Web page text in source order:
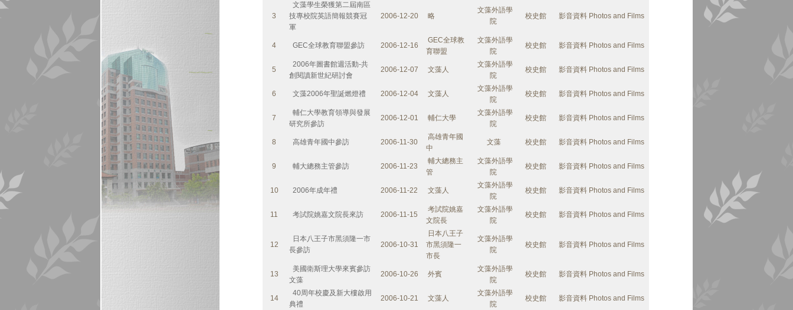
3
文藻學生榮獲第二屆南區
技專校院英語簡報競賽冠
軍
2006-12-20 略
文藻外語學
院
校史館 影音資料 Photos and Films
4 GEC全球教育聯盟參訪 2006-12-16
GEC全球教
育聯盟
文藻外語學
院
校史館 影音資料 Photos and Films
5
2006年圖書館週活動-共
創閱讀新世紀研討會
2006-12-07 文藻人
文藻外語學
院
校史館 影音資料 Photos and Films
6 文藻2006年聖誕燃燈禮 2006-12-04 文藻人
文藻外語學
院
校史館 影音資料 Photos and Films
7
輔仁大學教育領導與發展
研究所參訪
2006-12-01 輔仁大學
文藻外語學
院
校史館 影音資料 Photos and Films
8 高雄青年國中參訪 2006-11-30
高雄青年國
中
文藻 校史館 影音資料 Photos and Films
9 輔大總務主管參訪 2006-11-23
輔大總務主
管
文藻外語學
院
校史館 影音資料 Photos and Films
10 2006年成年禮 2006-11-22 文藻人
文藻外語學
院
校史館 影音資料 Photos and Films
11 考試院姚嘉文院長來訪 2006-11-15
考試院姚嘉
文院長
文藻外語學
院
校史館 影音資料 Photos and Films
12
日本八王子市黑須隆一市
長參訪
2006-10-31
日本八王子
市黑須隆一
市長
文藻外語學
院
校史館 影音資料 Photos and Films
13
美國衛斯理大學來賓參訪
文藻
2006-10-26 外賓
文藻外語學
院
校史館 影音資料 Photos and Films
14
40周年校慶及新大樓啟用
典禮
2006-10-21 文藻人
文藻外語學
院
校史館 影音資料 Photos and Films